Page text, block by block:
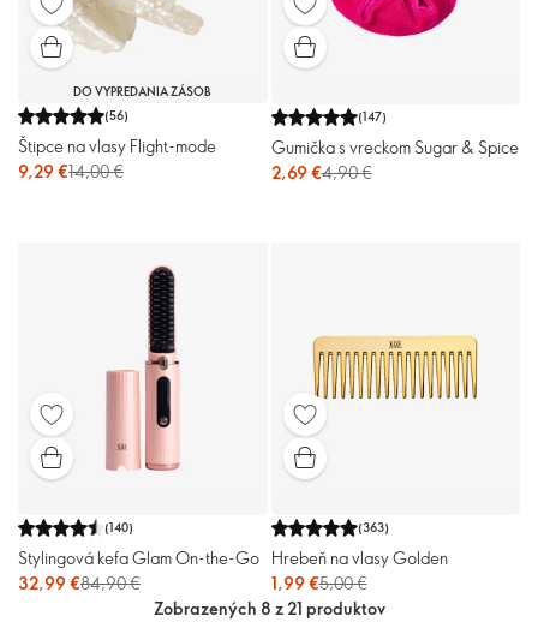
DO VYPREDANIA ZÁSOB
(56)
Štipce na vlasy Flight-mode
9,29 €14,00 €
(147)
Gumička s vreckom Sugar & Spice
2,69 €4,90 €
(140)
Stylingová kefa Glam On-the-Go
32,99 €84,90 €
(363)
Hrebeň na vlasy Golden
1,99 €5,00 €
Zobrazených 8 z 21 produktov